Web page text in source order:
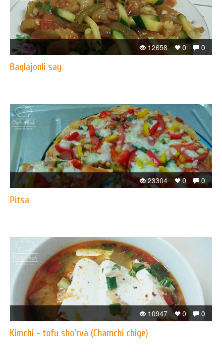
0
0
12658
Baqlajonli say
0
0
23304
Pitsa
0
0
10947
Kimchi - tofu sho'rva (Chamchi chige)